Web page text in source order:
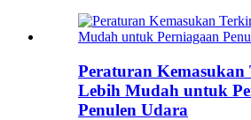
Peraturan
Lebih Mudah untuk
Penulen Udara